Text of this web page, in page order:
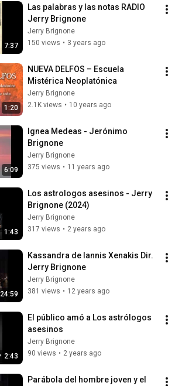
7:37
Las palabras y las notas RADIO
Jerry Brignone
Jerry Brignone
150 views • 3 years ago
1:20
NUEVA DELFOS – Escuela
Mistérica Neoplatónica
Jerry Brignone
2.1K views • 10 years ago
6:09
Ignea Medeas - Jerónimo
Brignone
Jerry Brignone
375 views • 11 years ago
1:43
Los astrologos asesinos - Jerry
Brignone (2024)
Jerry Brignone
317 views • 2 years ago
24:59
Kassandra de Iannis Xenakis Dir.
Jerry Brignone
Jerry Brignone
381 views • 12 years ago
2:43
El público amó a Los astrólogos
asesinos
Jerry Brignone
90 views • 2 years ago
Parábola del hombre joven y el